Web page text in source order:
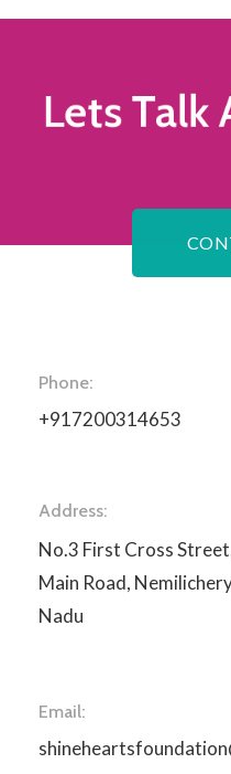
Lets Talk
Phone:
+917200314653
Address:
No.3 First Cross
Main Road,
Nadu
Email: